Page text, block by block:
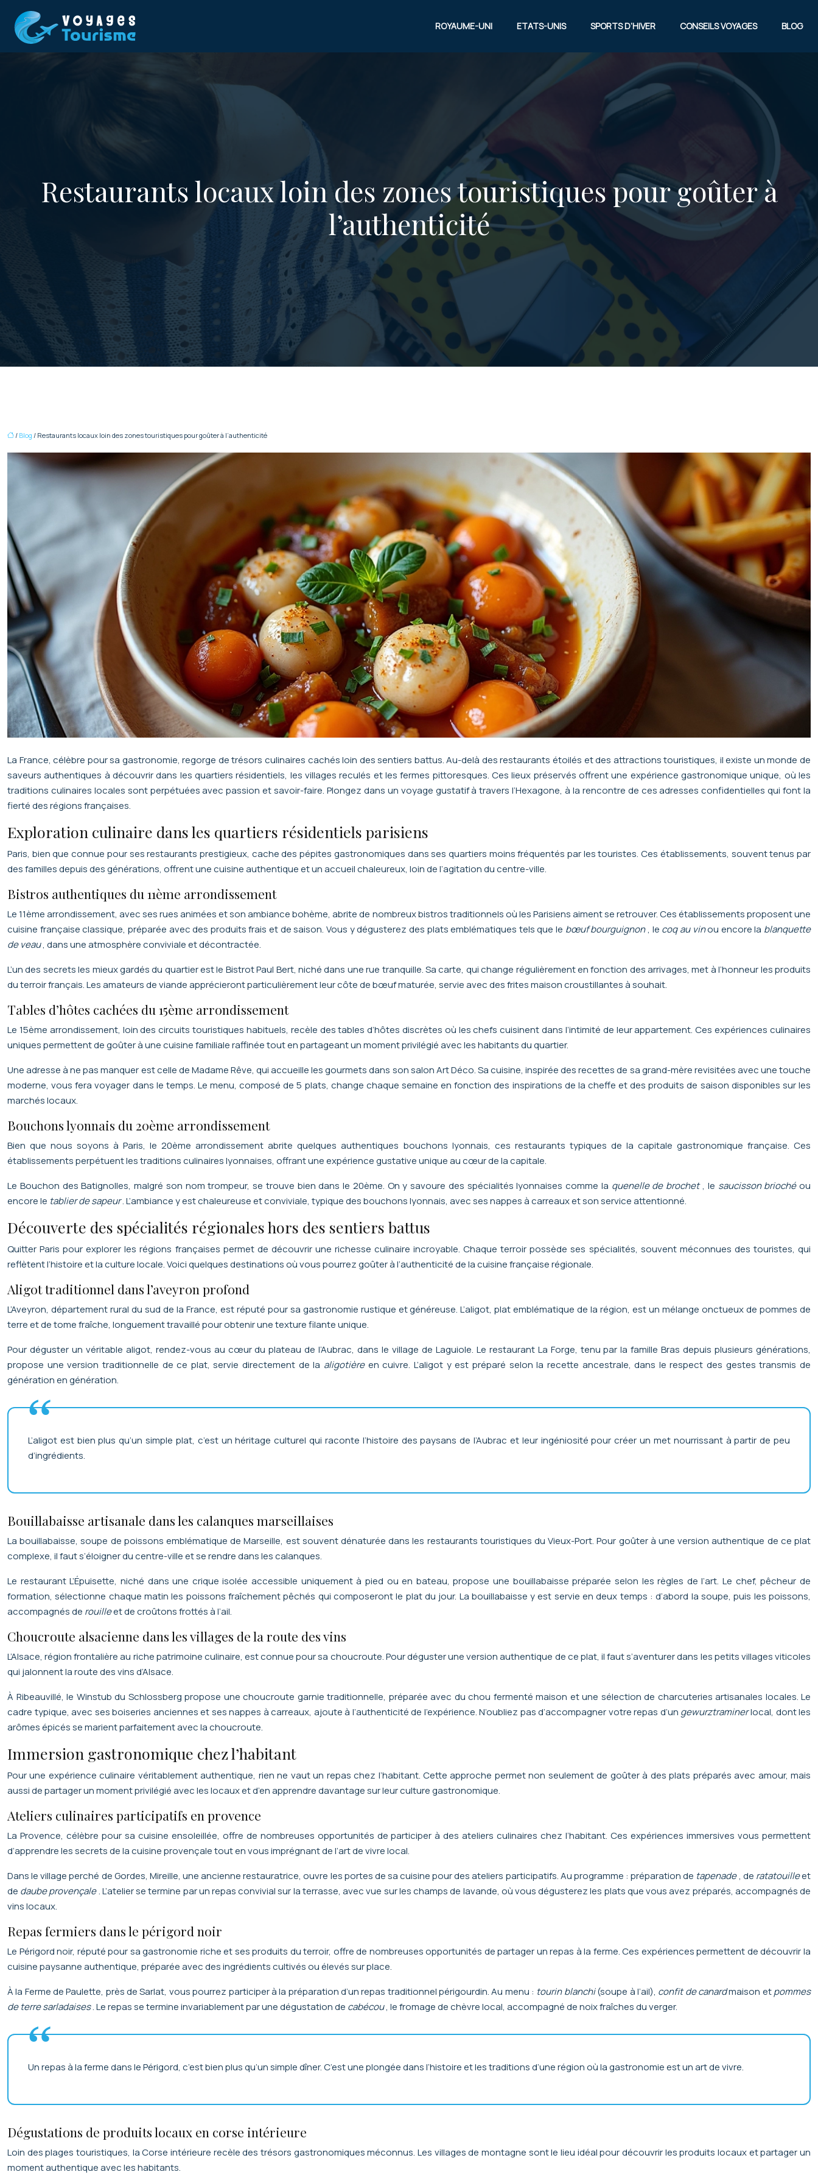
ROYAUME-UNI ETATS-UNIS SPORTS D’HIVER CONSEILS VOYAGES BLOG
Restaurants locaux loin des zones touristiques pour goûter à
l’authenticité
/ Blog / Restaurants locaux loin des zones touristiques pour goûter à l’authenticité
La France, célèbre pour sa gastronomie, regorge de trésors culinaires cachés loin des sentiers battus. Au-delà des restaurants étoilés et des attractions touristiques, il existe un monde de
saveurs authentiques à découvrir dans les quartiers résidentiels, les villages reculés et les fermes pittoresques. Ces lieux préservés offrent une expérience gastronomique unique, où les
traditions culinaires locales sont perpétuées avec passion et savoir-faire. Plongez dans un voyage gustatif à travers l’Hexagone, à la rencontre de ces adresses confidentielles qui font la
fierté des régions françaises.
Exploration culinaire dans les quartiers résidentiels parisiens
Paris, bien que connue pour ses restaurants prestigieux, cache des pépites gastronomiques dans ses quartiers moins fréquentés par les touristes. Ces établissements, souvent tenus par
des familles depuis des générations, offrent une cuisine authentique et un accueil chaleureux, loin de l’agitation du centre-ville.
Bistros authentiques du 11ème arrondissement
Le 11ème arrondissement, avec ses rues animées et son ambiance bohème, abrite de nombreux bistros traditionnels où les Parisiens aiment se retrouver. Ces établissements proposent une
cuisine française classique, préparée avec des produits frais et de saison. Vous y dégusterez des plats emblématiques tels que le bœuf bourguignon, le coq au vinou encore la blanquette
de veau, dans une atmosphère conviviale et décontractée.
L’un des secrets les mieux gardés du quartier est le Bistrot Paul Bert, niché dans une rue tranquille. Sa carte, qui change régulièrement en fonction des arrivages, met à l’honneur les produits
du terroir français. Les amateurs de viande apprécieront particulièrement leur côte de bœuf maturée, servie avec des frites maison croustillantes à souhait.
Tables d’hôtes cachées du 15ème arrondissement
Le 15ème arrondissement, loin des circuits touristiques habituels, recèle des tables d’hôtes discrètes où les chefs cuisinent dans l’intimité de leur appartement. Ces expériences culinaires
uniques permettent de goûter à une cuisine familiale raffinée tout en partageant un moment privilégié avec les habitants du quartier.
Une adresse à ne pas manquer est celle de Madame Rêve, qui accueille les gourmets dans son salon Art Déco. Sa cuisine, inspirée des recettes de sa grand-mère revisitées avec une touche
moderne, vous fera voyager dans le temps. Le menu, composé de 5 plats, change chaque semaine en fonction des inspirations de la cheffe et des produits de saison disponibles sur les
marchés locaux.
Bouchons lyonnais du 20ème arrondissement
Bien que nous soyons à Paris, le 20ème arrondissement abrite quelques authentiques bouchons lyonnais, ces restaurants typiques de la capitale gastronomique française. Ces
établissements perpétuent les traditions culinaires lyonnaises, offrant une expérience gustative unique au cœur de la capitale.
Le Bouchon des Batignolles, malgré son nom trompeur, se trouve bien dans le 20ème. On y savoure des spécialités lyonnaises comme la quenelle de brochet, le saucisson briochéou
encore le tablier de sapeur. L’ambiance y est chaleureuse et conviviale, typique des bouchons lyonnais, avec ses nappes à carreaux et son service attentionné.
Découverte des spécialités régionales hors des sentiers battus
Quitter Paris pour explorer les régions françaises permet de découvrir une richesse culinaire incroyable. Chaque terroir possède ses spécialités, souvent méconnues des touristes, qui
reflètent l’histoire et la culture locale. Voici quelques destinations où vous pourrez goûter à l’authenticité de la cuisine française régionale.
Aligot traditionnel dans l’aveyron profond
L’Aveyron, département rural du sud de la France, est réputé pour sa gastronomie rustique et généreuse. L’aligot, plat emblématique de la région, est un mélange onctueux de pommes de
terre et de tome fraîche, longuement travaillé pour obtenir une texture filante unique.
Pour déguster un véritable aligot, rendez-vous au cœur du plateau de l’Aubrac, dans le village de Laguiole. Le restaurant La Forge, tenu par la famille Bras depuis plusieurs générations,
propose une version traditionnelle de ce plat, servie directement de la aligotière en cuivre. L’aligot y est préparé selon la recette ancestrale, dans le respect des gestes transmis de
génération en génération.
L’aligot est bien plus qu’un simple plat, c’est un héritage culturel qui raconte l’histoire des paysans de l’Aubrac et leur ingéniosité pour créer un met nourrissant à partir de peu
d’ingrédients.
Bouillabaisse artisanale dans les calanques marseillaises
La bouillabaisse, soupe de poissons emblématique de Marseille, est souvent dénaturée dans les restaurants touristiques du Vieux-Port. Pour goûter à une version authentique de ce plat
complexe, il faut s’éloigner du centre-ville et se rendre dans les calanques.
Le restaurant L’Épuisette, niché dans une crique isolée accessible uniquement à pied ou en bateau, propose une bouillabaisse préparée selon les règles de l’art. Le chef, pêcheur de
formation, sélectionne chaque matin les poissons fraîchement pêchés qui composeront le plat du jour. La bouillabaisse y est servie en deux temps : d’abord la soupe, puis les poissons,
accompagnés de rouilleet de croûtons frottés à l’ail.
Choucroute alsacienne dans les villages de la route des vins
L’Alsace, région frontalière au riche patrimoine culinaire, est connue pour sa choucroute. Pour déguster une version authentique de ce plat, il faut s’aventurer dans les petits villages viticoles
qui jalonnent la route des vins d’Alsace.
À Ribeauvillé, le Winstub du Schlossberg propose une choucroute garnie traditionnelle, préparée avec du chou fermenté maison et une sélection de charcuteries artisanales locales. Le
cadre typique, avec ses boiseries anciennes et ses nappes à carreaux, ajoute à l’authenticité de l’expérience. N’oubliez pas d’accompagner votre repas d’un gewurztraminerlocal, dont les
arômes épicés se marient parfaitement avec la choucroute.
Immersion gastronomique chez l’habitant
Pour une expérience culinaire véritablement authentique, rien ne vaut un repas chez l’habitant. Cette approche permet non seulement de goûter à des plats préparés avec amour, mais
aussi de partager un moment privilégié avec les locaux et d’en apprendre davantage sur leur culture gastronomique.
Ateliers culinaires participatifs en provence
La Provence, célèbre pour sa cuisine ensoleillée, offre de nombreuses opportunités de participer à des ateliers culinaires chez l’habitant. Ces expériences immersives vous permettent
d’apprendre les secrets de la cuisine provençale tout en vous imprégnant de l’art de vivre local.
Dans le village perché de Gordes, Mireille, une ancienne restauratrice, ouvre les portes de sa cuisine pour des ateliers participatifs. Au programme : préparation de tapenade, de ratatouilleet
de daube provençale. L’atelier se termine par un repas convivial sur la terrasse, avec vue sur les champs de lavande, où vous dégusterez les plats que vous avez préparés, accompagnés de
vins locaux.
Repas fermiers dans le périgord noir
Le Périgord noir, réputé pour sa gastronomie riche et ses produits du terroir, offre de nombreuses opportunités de partager un repas à la ferme. Ces expériences permettent de découvrir la
cuisine paysanne authentique, préparée avec des ingrédients cultivés ou élevés sur place.
À la Ferme de Paulette, près de Sarlat, vous pourrez participer à la préparation d’un repas traditionnel périgourdin. Au menu : tourin blanchi(soupe à l’ail), confit de canardmaison etpommes
de terre sarladaises. Le repas se termine invariablement par une dégustation de cabécou, le fromage de chèvre local, accompagné de noix fraîches du verger.
Un repas à la ferme dans le Périgord, c’est bien plus qu’un simple dîner. C’est une plongée dans l’histoire et les traditions d’une région où la gastronomie est un art de vivre.
Dégustations de produits locaux en corse intérieure
Loin des plages touristiques, la Corse intérieure recèle des trésors gastronomiques méconnus. Les villages de montagne sont le lieu idéal pour découvrir les produits locaux et partager un
moment authentique avec les habitants.